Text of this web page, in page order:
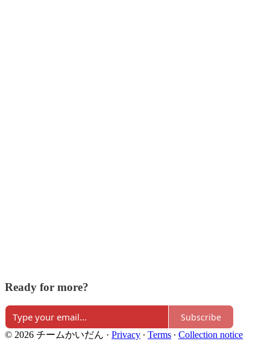
Ready for more?
Subscribe
© 2026 チームかいだん · Privacy ∙ Terms ∙ Collection notice